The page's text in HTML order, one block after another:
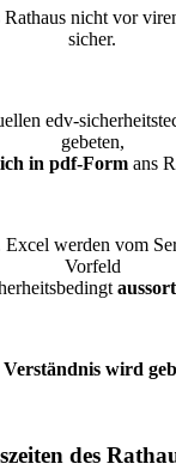
nicht vor
sicher.
edv-
gebeten,
in pdf-Formans
werden vom
Vorfeld
wird
des